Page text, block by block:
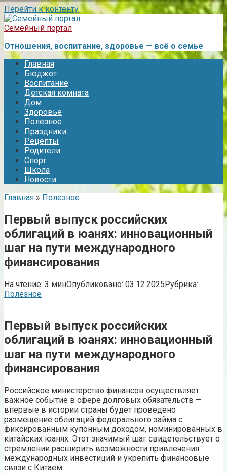
Перейти к контенту
Семейный портал
Отношения, воспитание, здоровье — всё о семье
Главная
Бюджет
Воспитание
Детская комната
Дом
Здоровье
Полезное
Праздники
Рецепты
Родители
Спорт
Школа
Новости
Главная » Полезное
Первый выпуск российских
облигаций в юанях: инновационный
шаг на пути международного
финансирования
На чтение: 3 минОпубликовано: 03.12.2025Рубрика:
Полезное
Первый выпуск российских
облигаций в юанях: инновационный
шаг на пути международного
финансирования
Российское министерство финансов осуществляет
важное событие в сфере долговых обязательств —
впервые в истории страны будет проведено
размещение облигаций федерального займа с
фиксированным купонным доходом, номинированных в
китайских юанях. Этот значимый шаг свидетельствует о
стремлении расширить возможности привлечения
международных инвестиций и укрепить финансовые
связи с Китаем.